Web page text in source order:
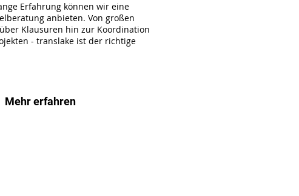
Erfahrung können wir eine
anbieten. Von großen
Klausuren hin zur Koordination
- translake ist der richtige
Mehr erfahren